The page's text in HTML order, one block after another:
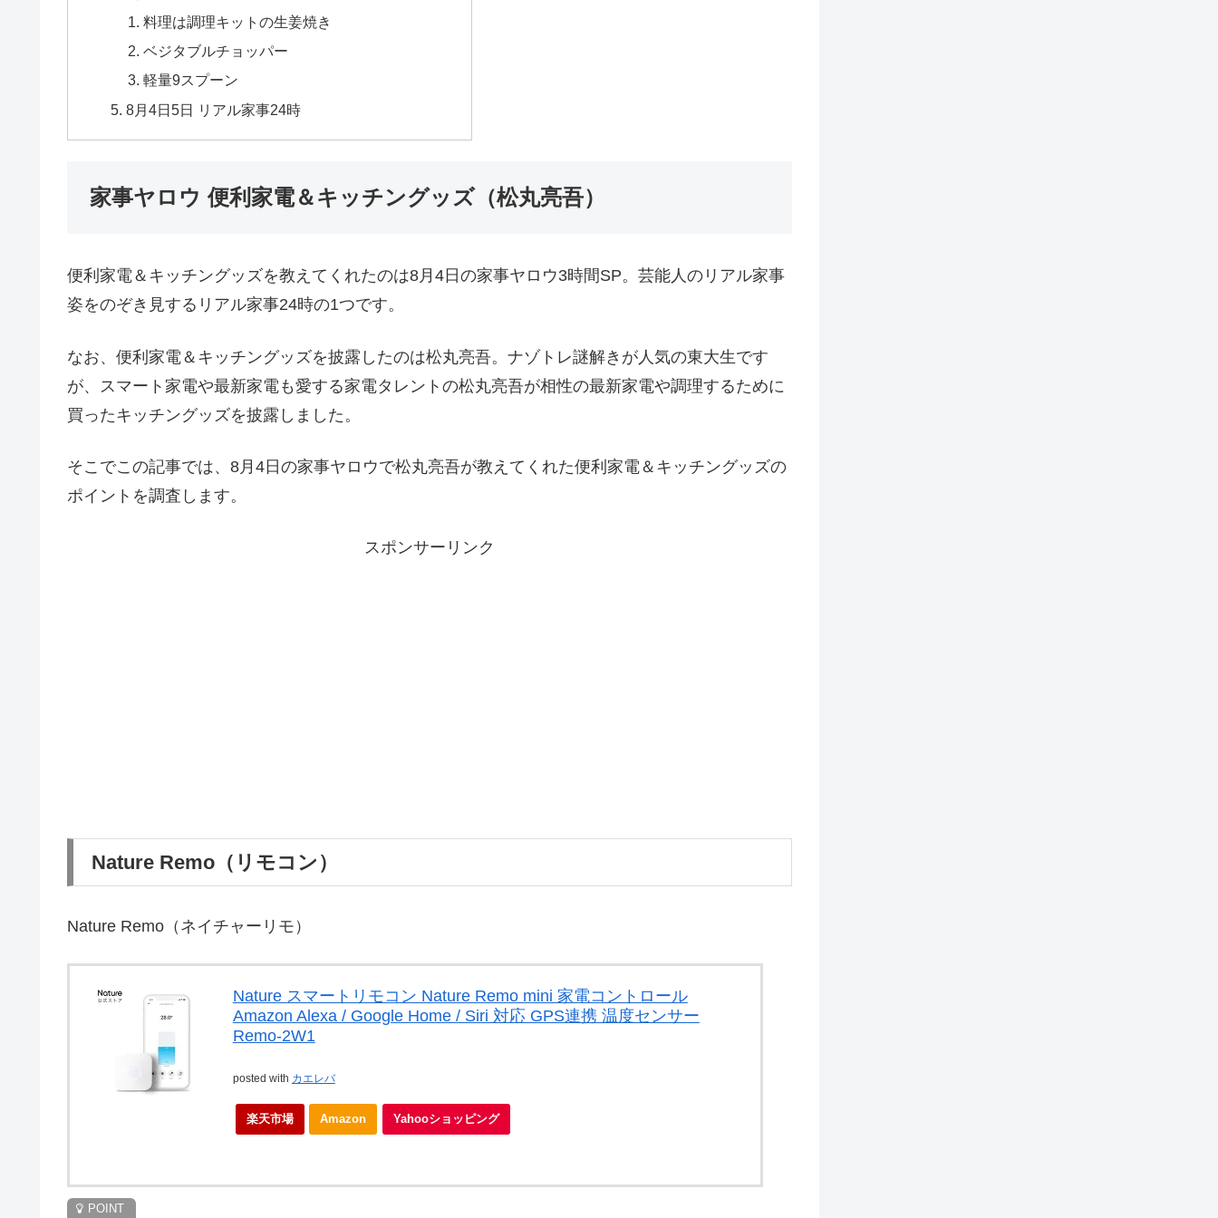
料理は調理キットの生姜焼き
ベジタブルチョッパー
軽量9スプーン
8月4日5日 リアル家事24時
家事ヤロウ 便利家電＆キッチングッズ（松丸亮吾）
便利家電＆キッチングッズを教えてくれたのは8月4日の家事ヤロウ3時間SP。芸能人のリアル家事
姿をのぞき見するリアル家事24時の1つです。
なお、便利家電＆キッチングッズを披露したのは松丸亮吾。ナゾトレ謎解きが人気の東大生です
が、スマート家電や最新家電も愛する家電タレントの松丸亮吾が相性の最新家電や調理するために
買ったキッチングッズを披露しました。
そこでこの記事では、8月4日の家事ヤロウで松丸亮吾が教えてくれた便利家電＆キッチングッズの
ポイントを調査します。
スポンサーリンク
Nature Remo（リモコン）
Nature Remo（ネイチャーリモ）
Nature スマートリモコン Nature Remo mini 家電コントロール
Amazon Alexa / Google Home / Siri 対応 GPS連携 温度センサー
Remo-2W1
posted with カエレバ
楽天市場 Amazon Yahooショッピング